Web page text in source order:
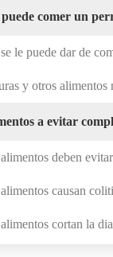
puede comer un
le puede dar de
y otros alimentos
a evitar
deben
causan
cortan la